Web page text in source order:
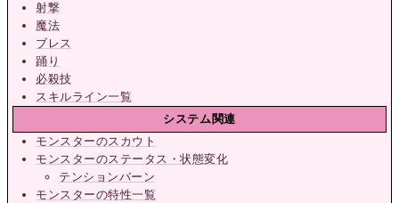
射撃
魔法
ブレス
踊り
必殺技
スキルライン一覧
システム関連
モンスターのスカウト
モンスターのステータス・状態変化
テンションバーン
モンスターの特性一覧